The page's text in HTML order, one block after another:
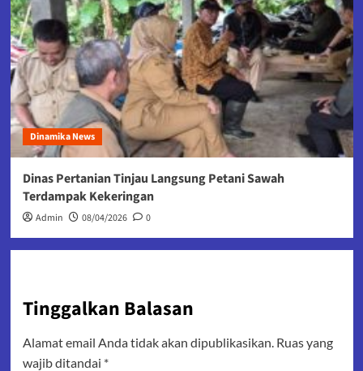
Dinamika News
Dinas Pertanian Tinjau Langsung Petani Sawah
Terdampak Kekeringan
Admin 08/04/2026 0
Tinggalkan Balasan
Alamat email Anda tidak akan dipublikasikan. Ruas yang
wajib ditandai *